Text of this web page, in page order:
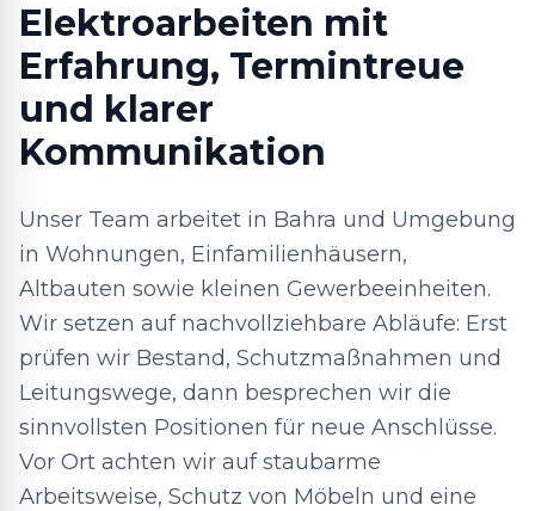
Elektroarbeiten mit
Erfahrung, Termin­treue
und klarer
Kommunikation
Unser Team arbeitet in Bahra und Umgebung
in Wohnungen, Einfamilienhäusern,
Altbauten sowie kleinen Gewerbeeinheiten.
Wir setzen auf nachvollziehbare Abläufe: Erst
prüfen wir Bestand, Schutzmaßnahmen und
Leitungswege, dann besprechen wir die
sinnvollsten Positionen für neue Anschlüsse.
Vor Ort achten wir auf staubarme
Arbeitsweise, Schutz von Möbeln und eine